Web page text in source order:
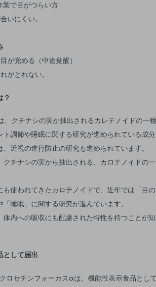
業で目がつらい方
いにくい。
が覚める（中途覚醒）
がとれない。
？
クチナシの実から抽出される、カロテノイドの一
も使われてきたカロテノイドで、近年では「目の
「睡眠」に関する研究が進んでいます。
体内への吸収にも配慮された特性を持つことが知
として届出